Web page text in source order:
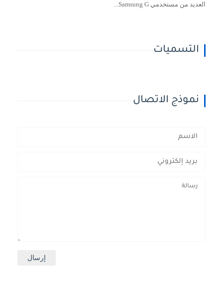
العديد من مستخدمي Samsung G...
التسميات
نموذج الاتصال